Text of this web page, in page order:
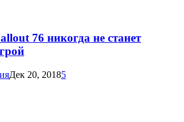
76 никогда не станет
Дек 20, 20185